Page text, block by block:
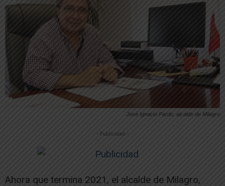
José Ignacio Pardo, alcalde de Milagro
-- Publicidad --
Ahora que termina 2021, el alcalde de Milagro,